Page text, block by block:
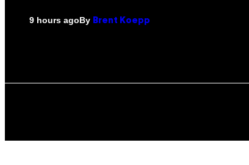
9 hours agoBy Brent Koepp